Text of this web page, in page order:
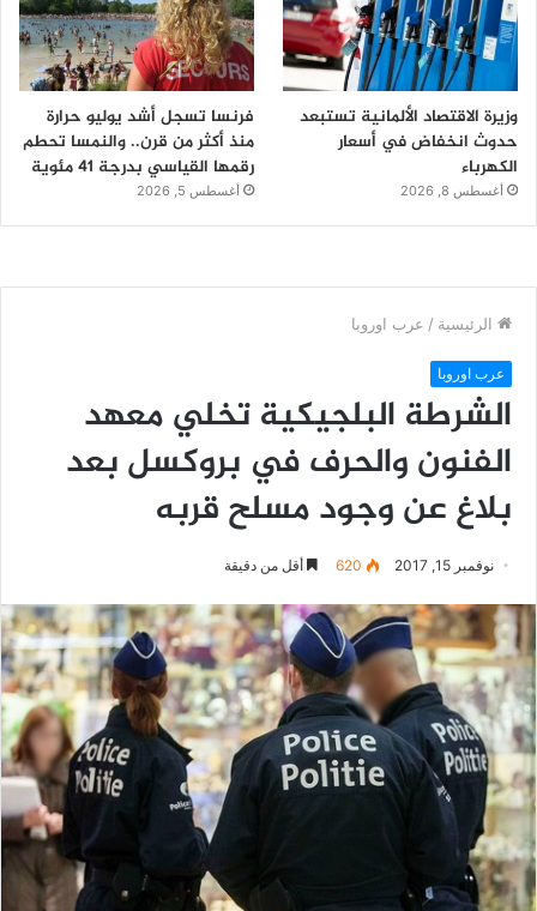
وزيرة الاقتصاد الألمانية تستبعد
حدوث انخفاض في أسعار
الكهرباء
أغسطس 8, 2026
فرنسا تسجل أشد يوليو حرارة
منذ أكثر من قرن.. والنمسا تحطم
رقمها القياسي بدرجة 41 مئوية
أغسطس 5, 2026